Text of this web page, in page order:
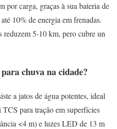
por carga, graças à sua bateria de
10% de energia em frenadas.
reduzem 5-10 km, pero cubre un
chuva na cidade?
a jatos de água potentes, ideal
para tração em superfícies
<4 m) e luzes LED de 13 m